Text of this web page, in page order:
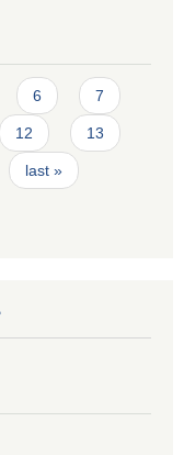
6 7
12 13
last »